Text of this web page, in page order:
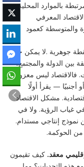
بالموارد المحلية،
المعرفي
والمتوسطة كعمود
جوهرية .لا يمكن خلق
الدولة والمجتمع،
فالاقتصاد ليس معزولًا
— يقرأ أولًا
مشكل الاقتصاد
غياب الرؤية. ولا في
إنتاجي مستدام.
من الحوكمة.
معقد. كيف تقيمون